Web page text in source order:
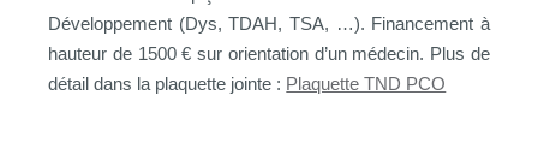
Développement (Dys, TDAH, TSA, …). Financement à
hauteur de 1500 € sur orientation d’un médecin. Plus de
détail dans la plaquette jointe : Plaquette TND PCO